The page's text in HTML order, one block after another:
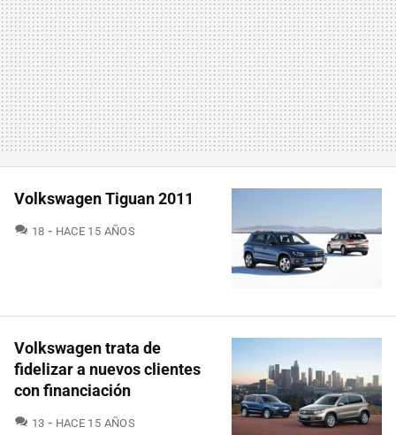
Volkswagen Tiguan 2011
18 COMENTARIOS
HACE 15 AÑOS
Volkswagen trata de
fidelizar a nuevos clientes
con financiación
13 COMENTARIOS
HACE 15 AÑOS